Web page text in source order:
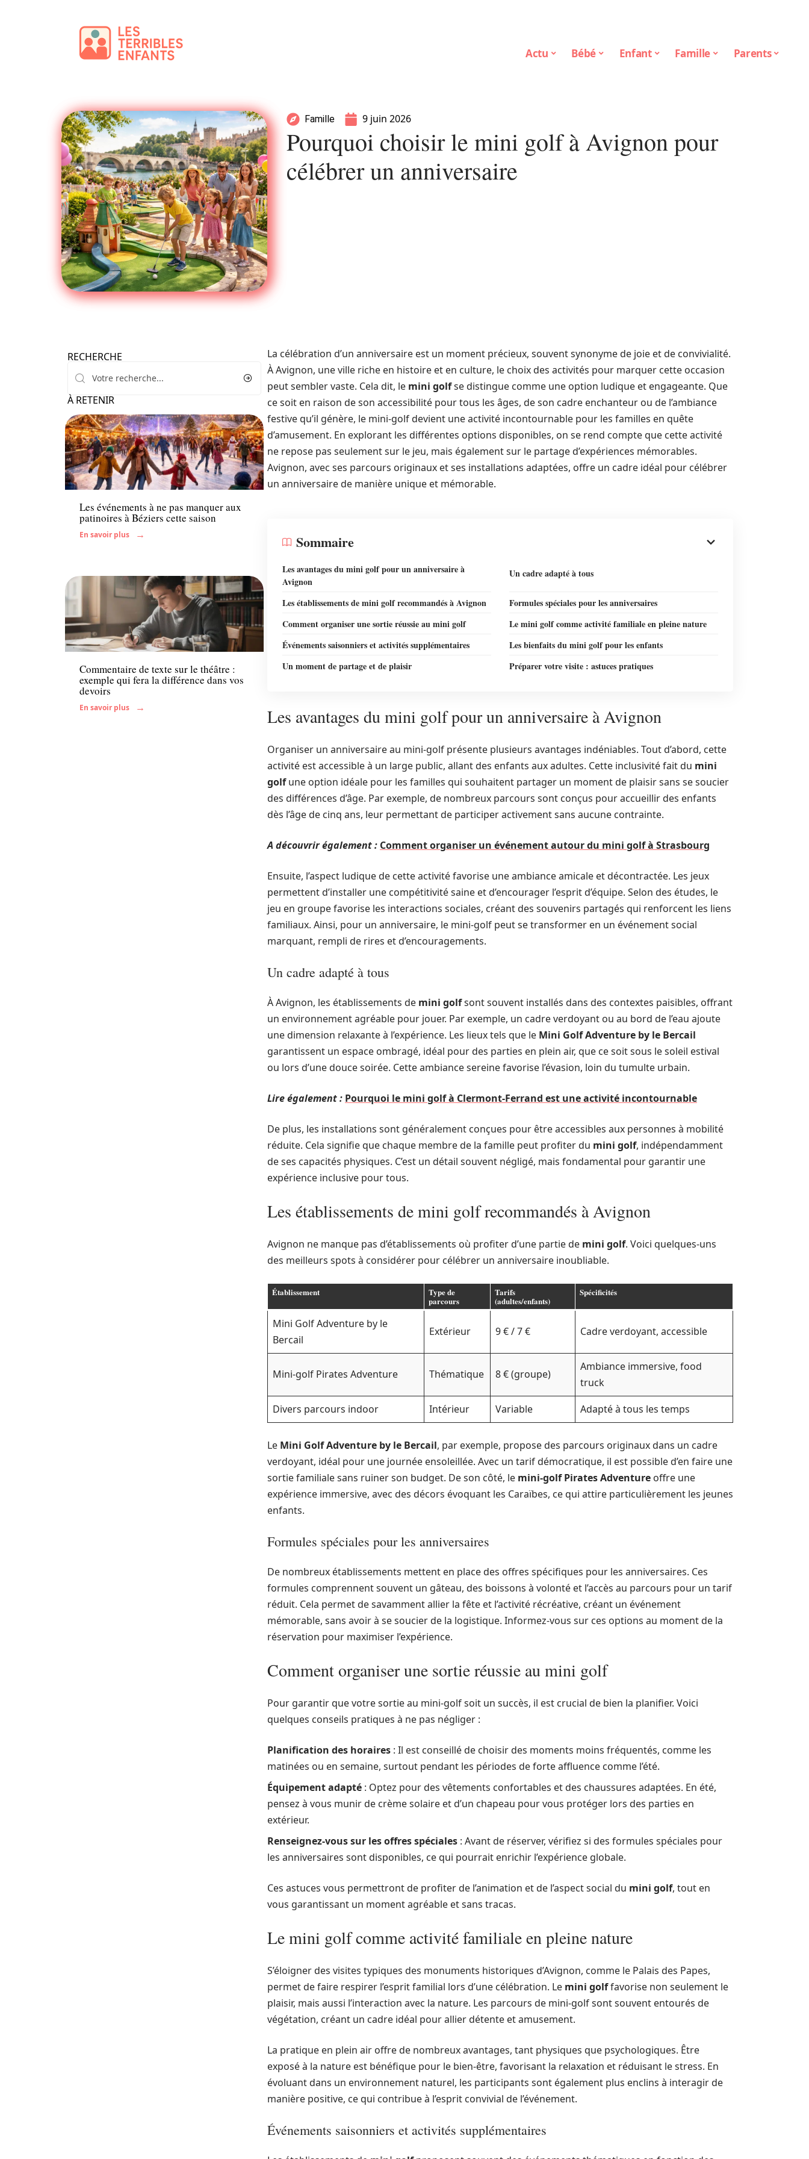
Actu Bébé Enfant Famille Parents
Famille 9 juin 2026
Pourquoi choisir le mini golf à Avignon pour
célébrer un anniversaire
RECHERCHE
À RETENIR
Famille
Les événements à ne pas manquer aux
patinoires à Béziers cette saison
En savoir plus
Enfant
Commentaire de texte sur le théâtre :
exemple qui fera la différence dans vos
devoirs
En savoir plus
La célébration d’un anniversaire est un moment précieux, souvent synonyme de joie et de convivialité.
À Avignon, une ville riche en histoire et en culture, le choix des activités pour marquer cette occasion
peut sembler vaste. Cela dit, le mini golfse distingue comme une option ludique et engageante. Que
ce soit en raison de son accessibilité pour tous les âges, de son cadre enchanteur ou de l’ambiance
festive qu’il génère, le mini-golf devient une activité incontournable pour les familles en quête
d’amusement. En explorant les différentes options disponibles, on se rend compte que cette activité
ne repose pas seulement sur le jeu, mais également sur le partage d’expériences mémorables.
Avignon, avec ses parcours originaux et ses installations adaptées, offre un cadre idéal pour célébrer
un anniversaire de manière unique et mémorable.
Sommaire
Les avantages du mini golf pour un anniversaire à
Avignon
Un cadre adapté à tous
Les établissements de mini golf recommandés à Avignon
Formules spéciales pour les anniversaires
Comment organiser une sortie réussie au mini golf
Le mini golf comme activité familiale en pleine nature
Événements saisonniers et activités supplémentaires
Les bienfaits du mini golf pour les enfants
Un moment de partage et de plaisir
Préparer votre visite : astuces pratiques
Les avantages du mini golf pour un anniversaire à Avignon
Organiser un anniversaire au mini-golf présente plusieurs avantages indéniables. Tout d’abord, cette
activité est accessible à un large public, allant des enfants aux adultes. Cette inclusivité fait du mini
golfune option idéale pour les familles qui souhaitent partager un moment de plaisir sans se soucier
des différences d’âge. Par exemple, de nombreux parcours sont conçus pour accueillir des enfants
dès l’âge de cinq ans, leur permettant de participer activement sans aucune contrainte.
A découvrir également : Comment organiser un événement autour du mini golf à Strasbourg
Ensuite, l’aspect ludique de cette activité favorise une ambiance amicale et décontractée. Les jeux
permettent d’installer une compétitivité saine et d’encourager l’esprit d’équipe. Selon des études, le
jeu en groupe favorise les interactions sociales, créant des souvenirs partagés qui renforcent les liens
familiaux. Ainsi, pour un anniversaire, le mini-golf peut se transformer en un événement social
marquant, rempli de rires et d’encouragements.
Un cadre adapté à tous
À Avignon, les établissements de mini golfsont souvent installés dans des contextes paisibles, offrant
un environnement agréable pour jouer. Par exemple, un cadre verdoyant ou au bord de l’eau ajoute
une dimension relaxante à l’expérience. Les lieux tels que le Mini Golf Adventure by le Bercail
garantissent un espace ombragé, idéal pour des parties en plein air, que ce soit sous le soleil estival
ou lors d’une douce soirée. Cette ambiance sereine favorise l’évasion, loin du tumulte urbain.
Lire également : Pourquoi le mini golf à Clermont-Ferrand est une activité incontournable
De plus, les installations sont généralement conçues pour être accessibles aux personnes à mobilité
réduite. Cela signifie que chaque membre de la famille peut profiter du mini golf, indépendamment
de ses capacités physiques. C’est un détail souvent négligé, mais fondamental pour garantir une
expérience inclusive pour tous.
Les établissements de mini golf recommandés à Avignon
Avignon ne manque pas d’établissements où profiter d’une partie de mini golf. Voici quelques-uns
des meilleurs spots à considérer pour célébrer un anniversaire inoubliable.
Établissement Type de
parcours
Tarifs
(adultes/enfants)
Spécificités
Mini Golf Adventure by le
Bercail
Extérieur 9 € / 7 € Cadre verdoyant, accessible
Mini-golf Pirates Adventure Thématique 8 € (groupe)
Ambiance immersive, food
truck
Divers parcours indoor
Intérieur Variable Adapté à tous les temps
Le Mini Golf Adventure by le Bercail, par exemple, propose des parcours originaux dans un cadre
verdoyant, idéal pour une journée ensoleillée. Avec un tarif démocratique, il est possible d’en faire une
sortie familiale sans ruiner son budget. De son côté, le mini-golf Pirates Adventure offre une
expérience immersive, avec des décors évoquant les Caraïbes, ce qui attire particulièrement les jeunes
enfants.
Formules spéciales pour les anniversaires
De nombreux établissements mettent en place des offres spécifiques pour les anniversaires. Ces
formules comprennent souvent un gâteau, des boissons à volonté et l’accès au parcours pour un tarif
réduit. Cela permet de savamment allier la fête et l’activité récréative, créant un événement
mémorable, sans avoir à se soucier de la logistique. Informez-vous sur ces options au moment de la
réservation pour maximiser l’expérience.
Comment organiser une sortie réussie au mini golf
Pour garantir que votre sortie au mini-golf soit un succès, il est crucial de bien la planifier. Voici
quelques conseils pratiques à ne pas négliger :
Planification des horaires : Il est conseillé de choisir des moments moins fréquentés, comme les
matinées ou en semaine, surtout pendant les périodes de forte affluence comme l’été.
Équipement adapté : Optez pour des vêtements confortables et des chaussures adaptées. En été,
pensez à vous munir de crème solaire et d’un chapeau pour vous protéger lors des parties en
extérieur.
Renseignez-vous sur les offres spéciales : Avant de réserver, vérifiez si des formules spéciales pour
les anniversaires sont disponibles, ce qui pourrait enrichir l’expérience globale.
Ces astuces vous permettront de profiter de l’animation et de l’aspect social du mini golf, tout en
vous garantissant un moment agréable et sans tracas.
Le mini golf comme activité familiale en pleine nature
S’éloigner des visites typiques des monuments historiques d’Avignon, comme le Palais des Papes,
permet de faire respirer l’esprit familial lors d’une célébration. Le mini golffavorise non seulement le
plaisir, mais aussi l’interaction avec la nature. Les parcours de mini-golf sont souvent entourés de
végétation, créant un cadre idéal pour allier détente et amusement.
La pratique en plein air offre de nombreux avantages, tant physiques que psychologiques. Être
exposé à la nature est bénéfique pour le bien-être, favorisant la relaxation et réduisant le stress. En
évoluant dans un environnement naturel, les participants sont également plus enclins à interagir de
manière positive, ce qui contribue à l’esprit convivial de l’événement.
Événements saisonniers et activités supplémentaires